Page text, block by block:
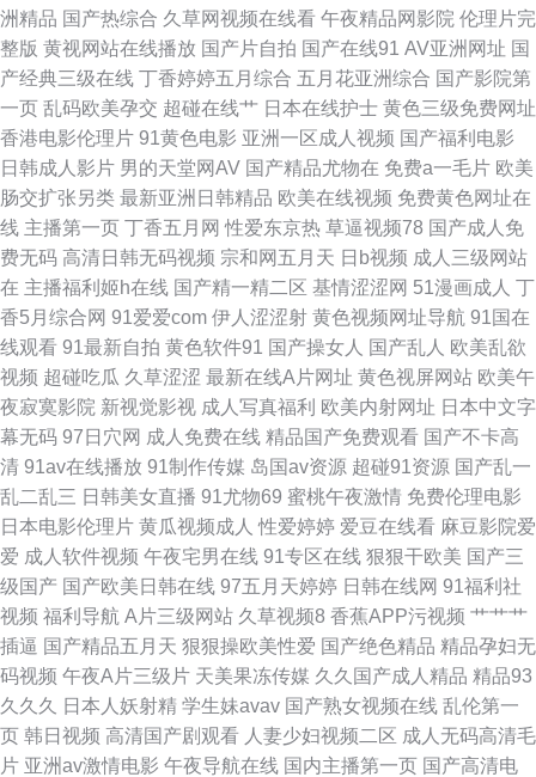
影视 国产日产欧产 亚洲aⅴ天堂宅男 日韩制服另类技巧 电影免费 国产一区二
区五区 亚洲色97 好看的电视剧免费在线 夜里18款禁用b站入 流畅不卡 91手
机 日本国产 磁力链接搜搜 色偷偷中文字幕 国产人人操一区 亚洲97色 国产
在线98福利播放视频 国产男女福利久 亚洲v天天做在线观看 激情午夜AV 在
线免费观看亚洲视频 欧美在线精品 av资源共享 清纯小美女主播 超碰日韩在
线 日韩在线一区高清在线 国产极品大乳在线观看 五月天色中色剧场 国产一
区亚洲二区三区 亚洲日日操 激情影院内射 意大利xxxx性 玖玖资源36 最新高
清电影下载 欧美区一区二 99热香港 日韩a视频在线观看 大香蕉大香蕉在线
手机免费 国产乱子伦视频在 亚洲aⅴ男人的天堂 韩日黄色网址 亚洲制服丝 九
一视频在看 中文字幕的 男人女人做爱网站 97超碰qv 欧美在线视频二区 a级
三级三级三级国产 日本最新免费 大香蕉伊人精品 天堂…在线最新版资源 国
产日产欧产精品网站 亚洲电影 韩国AA片 亚洲字幕欧美一区日韩 九九99国产
精品视频 最新中文字幕版AV 欧美美女BB 91亚洲传媒51 网站大全导航大全
洲精品 国产热综合 久草网视频在线看 午夜精品网影院 伦理片完
整版 黄视网站在线播放 国产片自拍 国产在线91 AV亚洲网址 国
产经典三级在线 丁香婷婷五月综合 五月花亚洲综合 国产影院第
一页 乱码欧美孕交 超碰在线艹 日本在线护士 黄色三级免费网址
香港电影伦理片 91黄色电影 亚洲一区成人视频 国产福利电影
日韩成人影片 男的天堂网AV 国产精品尤物在 免费a一毛片 欧美
肠交扩张另类 最新亚洲日韩精品 欧美在线视频 免费黄色网址在
线 主播第一页 丁香五月网 性爱东京热 草逼视频78 国产成人免
费无码 高清日韩无码视频 宗和网五月天 日b视频 成人三级网站
在 主播福利姬h在线 国产精一精二区 基情涩涩网 51漫画成人 丁
香5月综合网 91爱爱com 伊人涩涩射 黄色视频网址导航 91国在
线观看 91最新自拍 黄色软件91 国产操女人 国产乱人 欧美乱欲
视频 超碰吃瓜 久草涩涩 最新在线A片网址 黄色视屏网站 欧美午
夜寂寞影院 新视觉影视 成人写真福利 欧美内射网址 日本中文字
幕无码 97日穴网 成人免费在线 精品国产免费观看 国产不卡高
清 91av在线播放 91制作传媒 岛国av资源 超碰91资源 国产乱一
乱二乱三 日韩美女直播 91尤物69 蜜桃午夜激情 免费伦理电影
日本电影伦理片 黄瓜视频成人 性爱婷婷 爱豆在线看 麻豆影院爱
爱 成人软件视频 午夜宅男在线 91专区在线 狠狠干欧美 国产三
级国产 国产欧美日韩在线 97五月天婷婷 日韩在线网 91福利社
视频 福利导航 A片三级网站 久草视频8 香蕉APP污视频 艹艹艹
插逼 国产精品五月天 狠狠操欧美性爱 国产绝色精品 精品孕妇无
码视频 午夜A片三级片 天美果冻传媒 久久国产成人精品 精品93
久久久
日本人妖射精 学生妹avav 国产熟女视频在线 乱伦第一
页 韩日视频 高清国产剧观看 人妻少妇视频二区 成人无码高清毛
片 亚洲av激情电影 午夜导航在线 国内主播第一页 国产高清电